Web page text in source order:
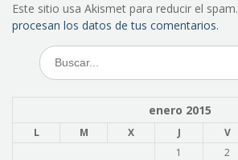
Este sitio usa Akismet para reducir el spam.
procesan los datos de tus comentarios.
Buscar:
enero 2015
L M X J V
1
2